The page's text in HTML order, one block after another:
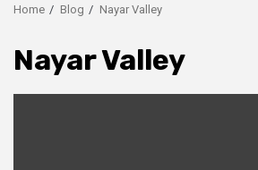
Home Blog Nayar Valley
Nayar Valley